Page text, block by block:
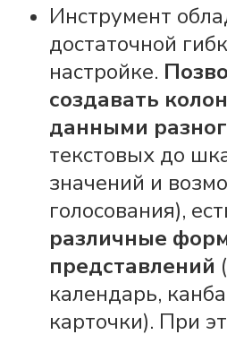
Инструмент
достаточной
настройке.
создавать
данными
текстовых до
значений и
голосования),
различные
представлений
календарь,
карточки). При